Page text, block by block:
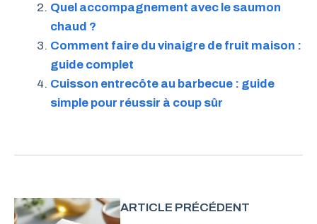
Quel accompagnement avec le saumon
chaud ?
Comment faire du vinaigre de fruit maison :
guide complet
Cuisson entrecôte au barbecue : guide
simple pour réussir à coup sûr
ARTICLE PRÉCÉDENT